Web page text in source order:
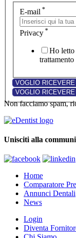
E-mail *
Privacy *
Ho letto
Non facciamo spam,
Unisciti alla
Home
Comparatore
Annunci Dentali
News
Login
Diventa